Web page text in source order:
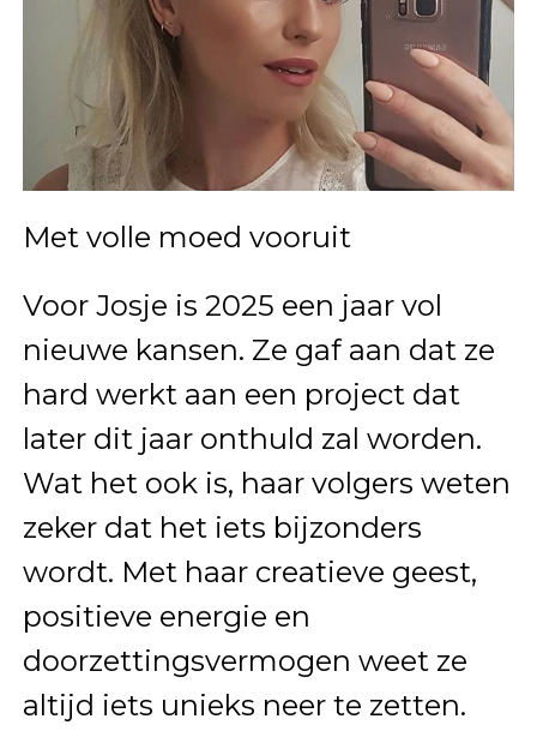
Met volle moed vooruit
Voor Josje is 2025 een jaar vol
nieuwe kansen. Ze gaf aan dat ze
hard werkt aan een project dat
later dit jaar onthuld zal worden.
Wat het ook is, haar volgers weten
zeker dat het iets bijzonders
wordt. Met haar creatieve geest,
positieve energie en
doorzettingsvermogen weet ze
altijd iets unieks neer te zetten.